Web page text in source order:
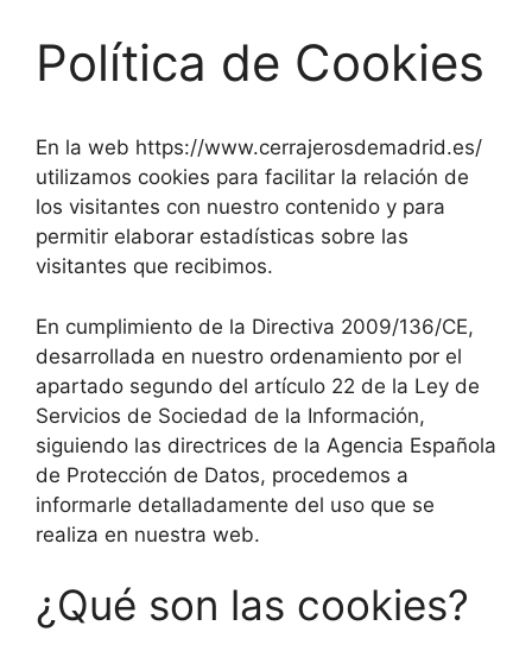
Política de Cookies
En la web https://www.cerrajerosdemadrid.es/
utilizamos cookies para facilitar la relación de
los visitantes con nuestro contenido y para
permitir elaborar estadísticas sobre las
visitantes que recibimos.
En cumplimiento de la Directiva 2009/136/CE,
desarrollada en nuestro ordenamiento por el
apartado segundo del artículo 22 de la Ley de
Servicios de Sociedad de la Información,
siguiendo las directrices de la Agencia Española
de Protección de Datos, procedemos a
informarle detalladamente del uso que se
realiza en nuestra web.
¿Qué son las cookies?